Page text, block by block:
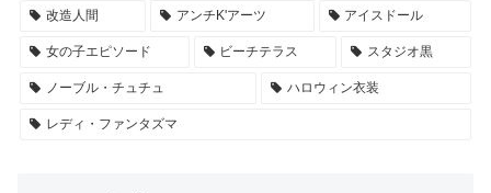
改造人間 アンチK'アーツ アイスドール
女の子エピソード ビーチテラス スタジオ黒
ノーブル・チュチュ ハロウィン衣装
レディ・ファンタズマ